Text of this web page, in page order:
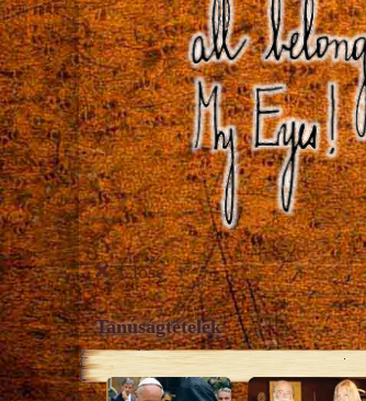
Close
Tanúságtételek